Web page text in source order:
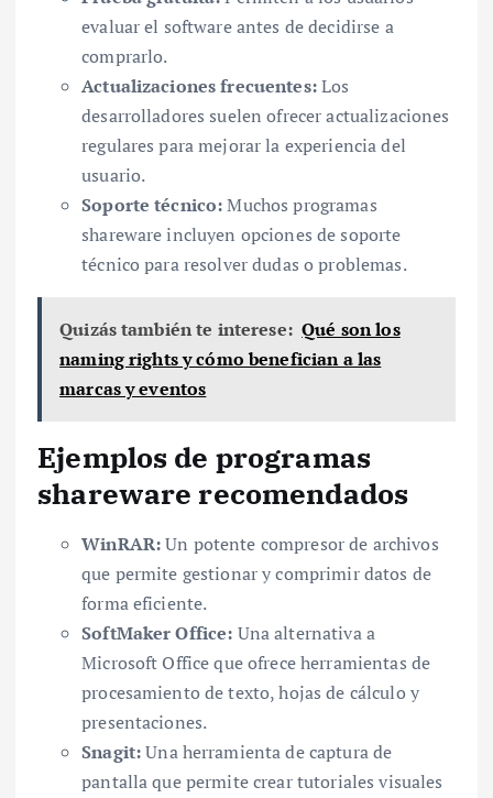
evaluar el software antes de decidirse a
comprarlo.
Actualizaciones frecuentes:Los
desarrolladores suelen ofrecer actualizaciones
regulares para mejorar la experiencia del
usuario.
Soporte técnico:Muchos programas
shareware incluyen opciones de soporte
técnico para resolver dudas o problemas.
Quizás también te interese: Qué son los
naming rights y cómo benefician a las
marcas y eventos
Ejemplos de programas
shareware recomendados
WinRAR:Un potente compresor de archivos
que permite gestionar y comprimir datos de
forma eficiente.
SoftMaker Office: Una alternativa a
Microsoft Office que ofrece herramientas de
procesamiento de texto, hojas de cálculo y
presentaciones.
Snagit:Una herramienta de captura de
pantalla que permite crear tutoriales visuales